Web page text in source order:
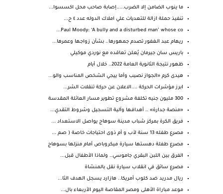
ما ينوب الضامن إلا الضرب.....إصابة صاحب محل اكسسوا...
تنفيذ حملة ازالة للتعديات علي املاك الدوله عدد ٤ ح...
Paul Moody: ‘A bully and a disturbed man’ whose co...
ريهام عبد الغفور تصدم جمهورها.. بشأن زواجها وعمرها...
باريس سان جيرمان يُعلن تعاقده مع نوردي موكيلي
ظهور نتيجة الثانوية العامة 2022.. خلال أيام
هيدى كرم «الجواز نصيب وأما ييجي الشخص المناسب والو...
ابرز مؤشرات الحركة ....الاعلان عن حركة تنقلات الشر...
300 مليون جنيه تكلفة مشروع تطوير مسار العائلة المقدسة
«منصة جدارة» .. أهدافها وآلية التسجيل وشروط التقدي...
فريق الكرة بمركز شباب مدينة سوهاج يواصل الاستعداد ...
مصرع طفله 13 سنة لأب و أم ذوى احتياجات خاصة ( صم ...
مصرع طفلة دهستها سيارة ميكروباص أمام منزلها بسوهاج
الفرق بين اللبن البقري جاموسي.. ولماذا الأطفال قبل...
مصرع سائق في انقلاب سيارة نقل بالمنشاة
ريال مدريد ضد كلوب أمريكا.. هازارد يسجل الهدف الثا...
موعد مباراة الأهلى ومصر المقاصة اليوم الأربعاء بال...